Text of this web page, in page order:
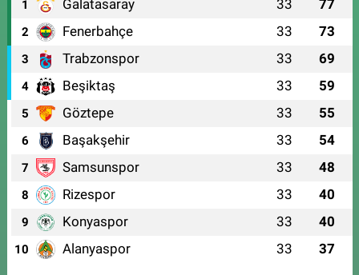
1 Galatasaray 33 77
2 Fenerbahçe 33 73
3 Trabzonspor 33 69
4 Beşiktaş 33 59
5 Göztepe 33 55
6 Başakşehir 33 54
7 Samsunspor 33 48
8 Rizespor 33 40
9 Konyaspor 33 40
10 Alanyaspor 33 37